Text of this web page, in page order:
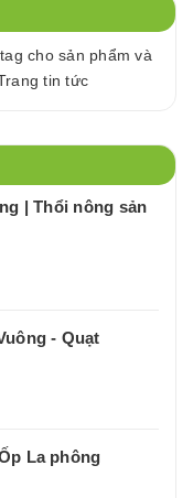
cho sản phẩm và
tin tức
| Thổi nông sản
- Quạt
La phông